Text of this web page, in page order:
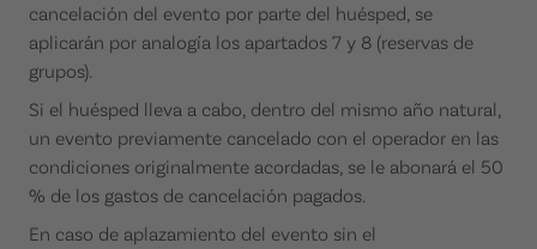
cancelación del evento por parte del huésped, se
aplicarán por analogía los apartados 7 y 8 (reservas de
grupos).
Si el huésped lleva a cabo, dentro del mismo año natural,
un evento previamente cancelado con el operador en las
condiciones originalmente acordadas, se le abonará el 50
% de los gastos de cancelación pagados.
En caso de aplazamiento del evento sin el